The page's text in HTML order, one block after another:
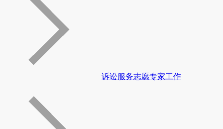
诉讼服务志愿专家工作